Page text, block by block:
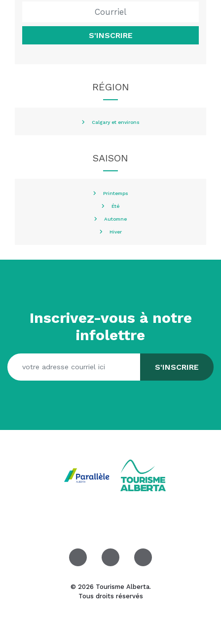
S'INSCRIRE
RÉGION
Calgary et environs
SAISON
Printemps
Été
Automne
Hiver
Inscrivez-vous à notre
infolettre
© 2026 Tourisme Alberta.
Tous droits réservés